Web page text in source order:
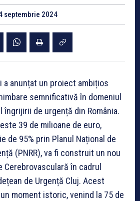
septembrie 2024
anunțat un proiect ambițios
semnificativă în domeniul
îngrijirii de urgență din România.
39 de milioane de euro,
de 95% prin Planul Național de
(PNRR), va fi construit un nou
Cerebrovasculară în cadrul
de Urgență Cluj. Acest
moment istoric, venind la 75 de